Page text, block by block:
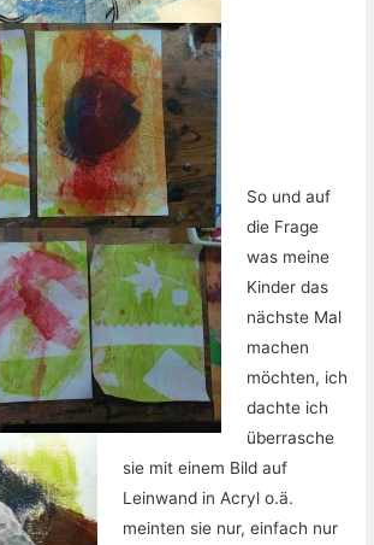
So und auf
die Frage
was meine
Kinder das
nächste Mal
machen
möchten, ich
dachte ich
überrasche
sie mit einem Bild auf
Leinwand in Acryl o.ä.
meinten sie nur, einfach nur